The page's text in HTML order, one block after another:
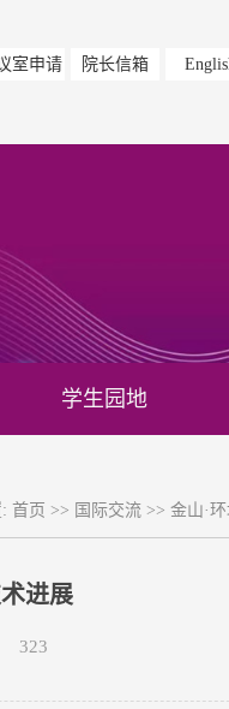
室申请 院长信箱
学生园地
首页 >> 国际交流 >> 金山·
进展
323